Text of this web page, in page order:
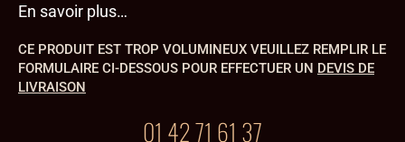
En savoir plus…
CE PRODUIT EST TROP VOLUMINEUX VEUILLEZ REMPLIR LE
FORMULAIRE CI-DESSOUS POUR EFFECTUER UN DEVIS DE
LIVRAISON
01 42 71 61 37